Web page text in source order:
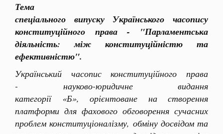
Тема
спеціального випуску Українського часопису
конституційного права - "Парламентська
діяльність: між конституційністю та
ефективністю".
Український часопис конституційного права
- науково-юридичне видання
категорії «Б», орієнтоване на створення
платформи для фахового обговорення сучасних
проблем конституціоналізму, обміну досвідом та